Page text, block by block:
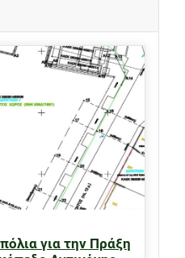
για την Πράξη